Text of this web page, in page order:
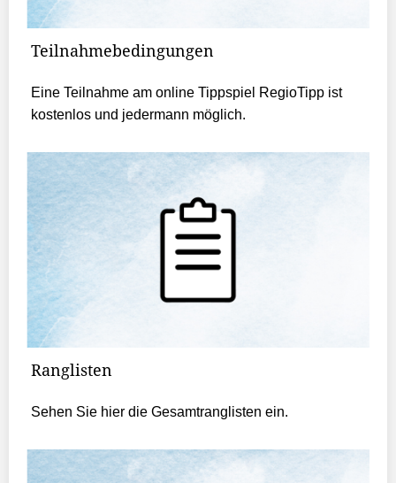
Teilnahmebedingungen
Eine Teilnahme am online Tippspiel RegioTipp ist
kostenlos und jedermann möglich.
Ranglisten
Sehen Sie hier die Gesamtranglisten ein.